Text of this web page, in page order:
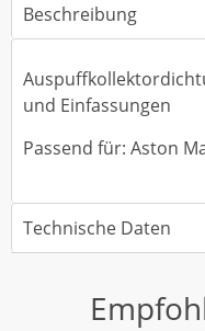
Beschreibung
und Einfassungen
Passend für: Aston
Technische Daten